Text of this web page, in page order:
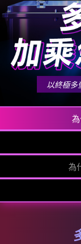
以終極多
為